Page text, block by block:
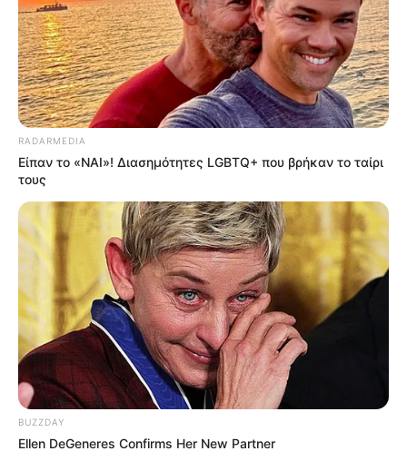
RADARMEDIA
Είπαν το «ΝΑΙ»! Διασημότητες LGBTQ+ που βρήκαν το ταίρι
τους
BUZZDAY
Ellen DeGeneres Confirms Her New Partner